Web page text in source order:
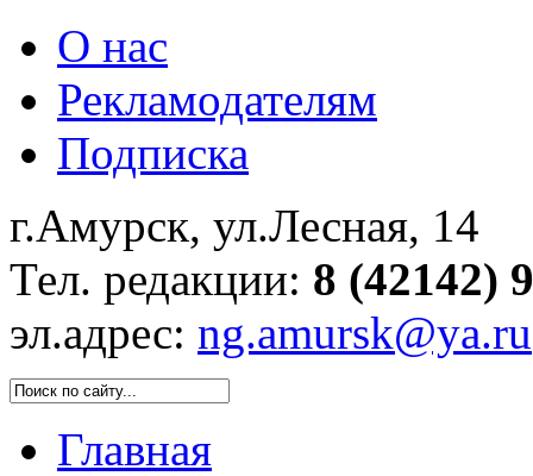
О нас
Рекламодателям
Подписка
г.Амурск, ул.Лесная, 14
Тел. редакции: 8 (42142)
эл.адрес: ng.amursk@ya.ru
Главная